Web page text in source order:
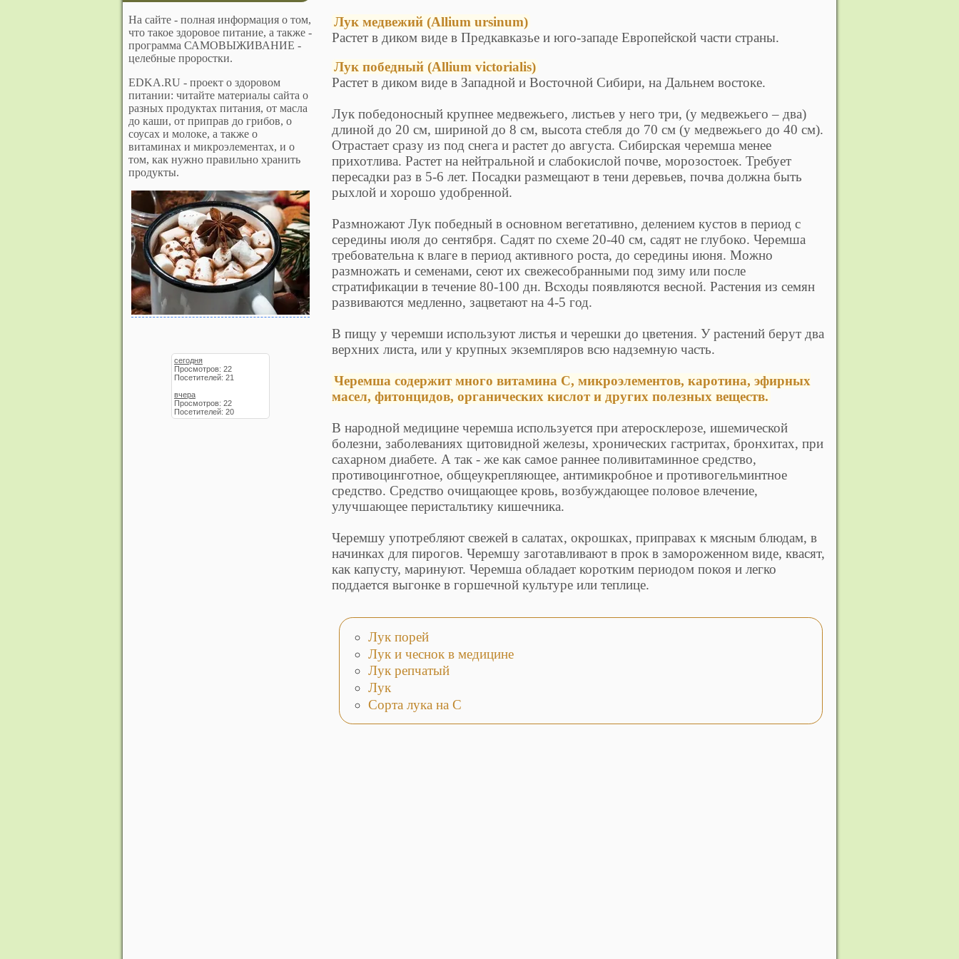
На сайте - полная информация о том,
что такое здоровое питание, а также -
программа САМОВЫЖИВАНИЕ -
целебные проростки.
EDKA.RU - проект о здоровом
питании: читайте материалы сайта о
разных продуктах питания, от масла
до каши, от приправ до грибов, о
соусах и молоке, а также о
витаминах и микроэлементах, и о
том, как нужно правильно хранить
продукты.
сегодня
Просмотров: 22
Посетителей: 21
вчера
Просмотров: 22
Посетителей: 20
Лук медвежий (Allium ursinum)
Растет в диком виде в Предкавказье и юго-западе Европейской части страны.
Лук победный (Allium victorialis)
Растет в диком виде в Западной и Восточной Сибири, на Дальнем востоке.
Лук победоносный крупнее медвежьего, листьев у него три, (у медвежьего – два)
длиной до 20 см, шириной до 8 см, высота стебля до 70 см (у медвежьего до 40 см).
Отрастает сразу из под снега и растет до августа. Сибирская черемша менее
прихотлива. Растет на нейтральной и слабокислой почве, морозостоек. Требует
пересадки раз в 5-6 лет. Посадки размещают в тени деревьев, почва должна быть
рыхлой и хорошо удобренной.
Размножают Лук победный в основном вегетативно, делением кустов в период с
середины июля до сентября. Садят по схеме 20-40 см, садят не глубоко. Черемша
требовательна к влаге в период активного роста, до середины июня. Можно
размножать и семенами, сеют их свежесобранными под зиму или после
стратификации в течение 80-100 дн. Всходы появляются весной. Растения из семян
развиваются медленно, зацветают на 4-5 год.
В пищу у черемши используют листья и черешки до цветения. У растений берут два
верхних листа, или у крупных экземпляров всю надземную часть.
Черемша содержит много витамина С, микроэлементов, каротина, эфирных
масел, фитонцидов, органических кислот и других полезных веществ.
В народной медицине черемша используется при атеросклерозе, ишемической
болезни, заболеваниях щитовидной железы, хронических гастритах, бронхитах, при
сахарном диабете. А так - же как самое раннее поливитаминное средство,
противоцинготное, общеукрепляющее, антимикробное и противогельминтное
средство. Средство очищающее кровь, возбуждающее половое влечение,
улучшающее перистальтику кишечника.
Черемшу употребляют свежей в салатах, окрошках, приправах к мясным блюдам, в
начинках для пирогов. Черемшу заготавливают в прок в замороженном виде, квасят,
как капусту, маринуют. Черемша обладает коротким периодом покоя и легко
поддается выгонке в горшечной культуре или теплице.
Лук порей
Лук и чеснок в медицине
Лук репчатый
Лук
Сорта лука на С